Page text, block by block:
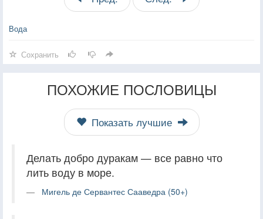
Вода
Сохранить
ПОХОЖИЕ ПОСЛОВИЦЫ
Показать лучшие
Делать добро дуракам — все равно что
лить воду в море.
Мигель де Сервантес Сааведра (50+)